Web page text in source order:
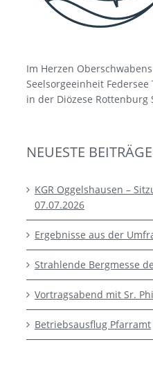
Im Herzen
Seelsorgeeinheit
in der Diözese Rottenburg
NEUESTE BEITRÄGE
KGR Oggelshausen –
07.07.2026
Ergebnisse aus der
Strahlende Bergmesse
Vortragsabend mit Sr.
Betriebsausflug Pfarramt